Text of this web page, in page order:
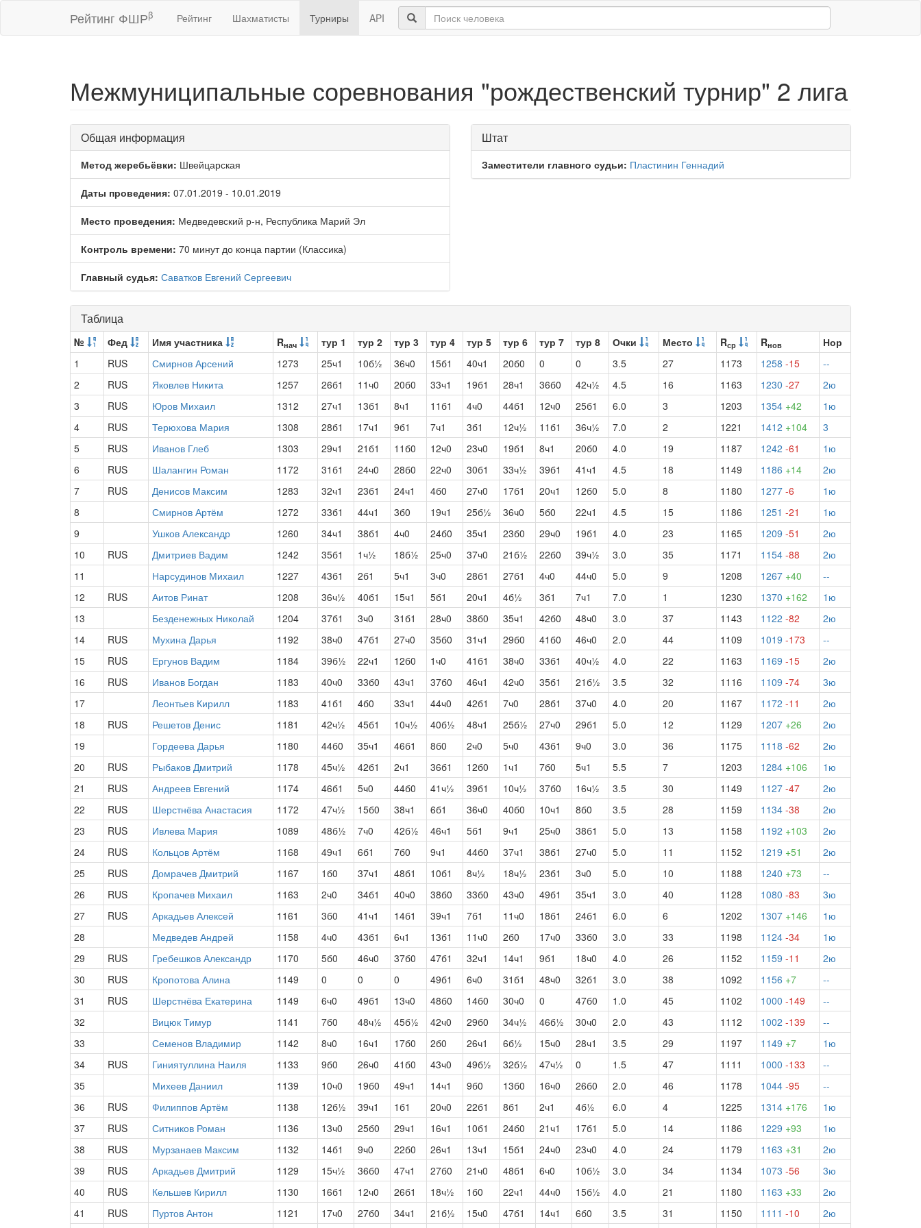
Рейтинг ФШРβ Рейтинг Шахматисты Турниры API
Межмуниципальные соревнования "рождественский турнир" 2 лига
Общая информация
Метод жеребьёвки: Швейцарская
Даты проведения: 07.01.2019 - 10.01.2019
Место проведения: Медведевский р-н, Республика Марий Эл
Контроль времени: 70 минут до конца партии (Классика)
Главный судья: Саватков Евгений Сергеевич
Штат
Заместители главного судьи: Пластинин Геннадий
Таблица
№ Фед Имя участника Rнач тур 1 тур 2 тур 3 тур 4 тур 5 тур 6 тур 7 тур 8 Очки Место Rср Rнов
Нор
1
RUS Смирнов Арсений 1273 25ч1 10б½ 36ч0 15б1 40ч1 20б0 0 0 3.5 27 1173 1258 -15
--
2
RUS Яковлев Никита 1257 26б1 11ч0 20б0 33ч1 19б1 28ч1 36б0 42ч½ 4.5 16 1163 1230 -27
2ю
3
RUS Юров Михаил 1312 27ч1 13б1 8ч1 11б1 4ч0 44б1 12ч0 25б1 6.0 3 1203 1354 +42
1ю
4
RUS Терюхова Мария 1308 28б1 17ч1 9б1 7ч1 3б1 12ч½ 11б1 36ч½ 7.0 2 1221 1412 +104
3
5
RUS Иванов Глеб 1303 29ч1 21б1 11б0 12ч0 23ч0 19б1 8ч1 20б0 4.0 19 1187 1242 -61
1ю
6
RUS Шалангин Роман 1172 31б1 24ч0 28б0 22ч0 30б1 33ч½ 39б1 41ч1 4.5 18 1149 1186 +14
2ю
7
RUS Денисов Максим 1283 32ч1 23б1 24ч1 4б0 27ч0 17б1 20ч1 12б0 5.0 8 1180 1277 -6
1ю
8
Смирнов Артём 1272 33б1 44ч1 3б0 19ч1 25б½ 36ч0 5б0 22ч1 4.5 15 1186 1251 -21
1ю
9
Ушков Александр 1260 34ч1 38б1 4ч0 24б0 35ч1 23б0 29ч0 19б1 4.0 23 1165 1209 -51
2ю
10
RUS Дмитриев Вадим 1242 35б1 1ч½ 18б½ 25ч0 37ч0 21б½ 22б0 39ч½ 3.0 35 1171 1154 -88
2ю
11
Нарсудинов Михаил 1227 43б1 2б1 5ч1 3ч0 28б1 27б1 4ч0 44ч0 5.0 9 1208 1267 +40
--
12
RUS Аитов Ринат 1208 36ч½ 40б1 15ч1 5б1 20ч1 4б½ 3б1 7ч1 7.0 1 1230 1370 +162
1ю
13
Безденежных Николай 1204 37б1 3ч0 31б1 28ч0 38б0 35ч1 42б0 48ч0 3.0 37 1143 1122 -82
2ю
14
RUS Мухина Дарья 1192 38ч0 47б1 27ч0 35б0 31ч1 29б0 41б0 46ч0 2.0 44 1109 1019 -173
--
15
RUS Ергунов Вадим 1184 39б½ 22ч1 12б0 1ч0 41б1 38ч0 33б1 40ч½ 4.0 22 1163 1169 -15
2ю
16
RUS Иванов Богдан 1183 40ч0 33б0 43ч1 37б0 46ч1 42ч0 35б1 21б½ 3.5 32 1116 1109 -74
3ю
17
Леонтьев Кирилл 1183 41б1 4б0 33ч1 44ч0 42б1 7ч0 28б1 37ч0 4.0 20 1167 1172 -11
2ю
18
RUS Решетов Денис 1181 42ч½ 45б1 10ч½ 40б½ 48ч1 25б½ 27ч0 29б1 5.0 12 1129 1207 +26
2ю
19
Гордеева Дарья 1180 44б0 35ч1 46б1 8б0 2ч0 5ч0 43б1 9ч0 3.0 36 1175 1118 -62
2ю
20
RUS Рыбаков Дмитрий 1178 45ч½ 42б1 2ч1 36б1 12б0 1ч1 7б0 5ч1 5.5 7 1203 1284 +106
1ю
21
RUS Андреев Евгений 1174 46б1 5ч0 44б0 41ч½ 39б1 10ч½ 37б0 16ч½ 3.5 30 1149 1127 -47
2ю
22
RUS Шерстнёва Анастасия 1172 47ч½ 15б0 38ч1 6б1 36ч0 40б0 10ч1 8б0 3.5 28 1159 1134 -38
2ю
23
RUS Ивлева Мария 1089 48б½ 7ч0 42б½ 46ч1 5б1 9ч1 25ч0 38б1 5.0 13 1158 1192 +103
2ю
24
RUS Кольцов Артём 1168 49ч1 6б1 7б0 9ч1 44б0 37ч1 38б1 27ч0 5.0 11 1152 1219 +51
2ю
25
RUS Домрачев Дмитрий 1167 1б0 37ч1 48б1 10б1 8ч½ 18ч½ 23б1 3ч0 5.0 10 1188 1240 +73
--
26
RUS Кропачев Михаил 1163 2ч0 34б1 40ч0 38б0 33б0 43ч0 49б1 35ч1 3.0 40 1128 1080 -83
3ю
27
RUS Аркадьев Алексей 1161 3б0 41ч1 14б1 39ч1 7б1 11ч0 18б1 24б1 6.0 6 1202 1307 +146
1ю
28
Медведев Андрей 1158 4ч0 43б1 6ч1 13б1 11ч0 2б0 17ч0 33б0 3.0 33 1198 1124 -34
1ю
29
RUS Гребешков Александр 1170 5б0 46ч0 37б0 47б1 32ч1 14ч1 9б1 18ч0 4.0 26 1152 1159 -11
2ю
30
RUS Кропотова Алина 1149 0 0 0 49б1 6ч0 31б1 48ч0 32б1 3.0 38 1092 1156 +7
--
31
RUS Шерстнёва Екатерина 1149 6ч0 49б1 13ч0 48б0 14б0 30ч0 0 47б0 1.0 45 1102 1000 -149
--
32
Вицюк Тимур 1141 7б0 48ч½ 45б½ 42ч0 29б0 34ч½ 46б½ 30ч0 2.0 43 1112 1002 -139
--
33
Семенов Владимир 1142 8ч0 16ч1 17б0 2б0 26ч1 6б½ 15ч0 28ч1 3.5 29 1197 1149 +7
1ю
34
RUS Гиниятуллина Наиля 1133 9б0 26ч0 41б0 43ч0 49б½ 32б½ 47ч½ 0 1.5 47 1111 1000 -133
--
35
Михеев Даниил 1139 10ч0 19б0 49ч1 14ч1 9б0 13б0 16ч0 26б0 2.0 46 1178 1044 -95
--
36
RUS Филиппов Артём 1138 12б½ 39ч1 1б1 20ч0 22б1 8б1 2ч1 4б½ 6.0 4 1225 1314 +176
1ю
37
RUS Ситников Роман 1136 13ч0 25б0 29ч1 16ч1 10б1 24б0 21ч1 17б1 5.0 14 1186 1229 +93
1ю
38
RUS Мурзанаев Максим 1132 14б1 9ч0 22б0 26ч1 13ч1 15б1 24ч0 23ч0 4.0 24 1179 1163 +31
2ю
39
RUS Аркадьев Дмитрий 1129 15ч½ 36б0 47ч1 27б0 21ч0 48б1 6ч0 10б½ 3.0 34 1134 1073 -56
3ю
40
RUS Кельшев Кирилл 1130 16б1 12ч0 26б1 18ч½ 1б0 22ч1 44ч0 15б½ 4.0 21 1180 1163 +33
2ю
41
RUS Пуртов Антон 1121 17ч0 27б0 34ч1 21б½ 15ч0 47б1 14ч1 6б0 3.5 31 1150 1111 -10
2ю